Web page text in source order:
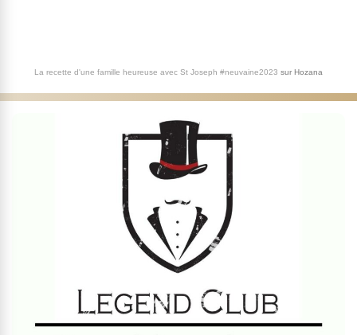
La recette d'une famille heureuse avec St Joseph #neuvaine2023 sur Hozana